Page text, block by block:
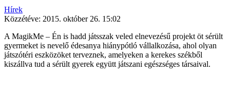
Hírek
Közzétéve: 2015. október 26. 15:02
A MagikMe – Én is hadd játsszak veled elnevezésű projekt öt sérült
gyermeket is nevelő édesanya hiánypótló vállalkozása, ahol olyan
játszótéri eszközöket terveznek, amelyeken a kerekes székből
kiszállva tud a sérült gyerek együtt játszani egészséges társaival.